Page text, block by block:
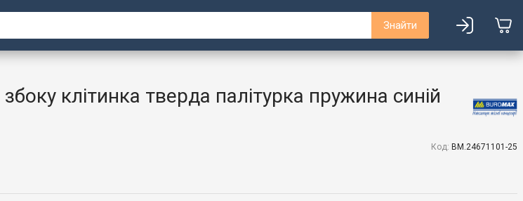
Знайти
клітинка тверда палітурка пружина синій
Код: BM.24671101-25